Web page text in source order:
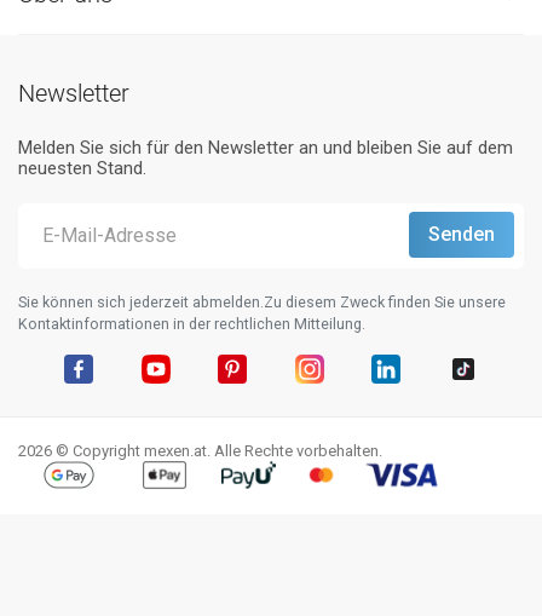
Newsletter
Melden Sie sich für den Newsletter an und bleiben Sie auf dem
neuesten Stand.
Sie können sich jederzeit abmelden.Zu diesem Zweck finden Sie unsere
Kontaktinformationen in der rechtlichen Mitteilung.
2026 © Copyright mexen.at. Alle Rechte vorbehalten.